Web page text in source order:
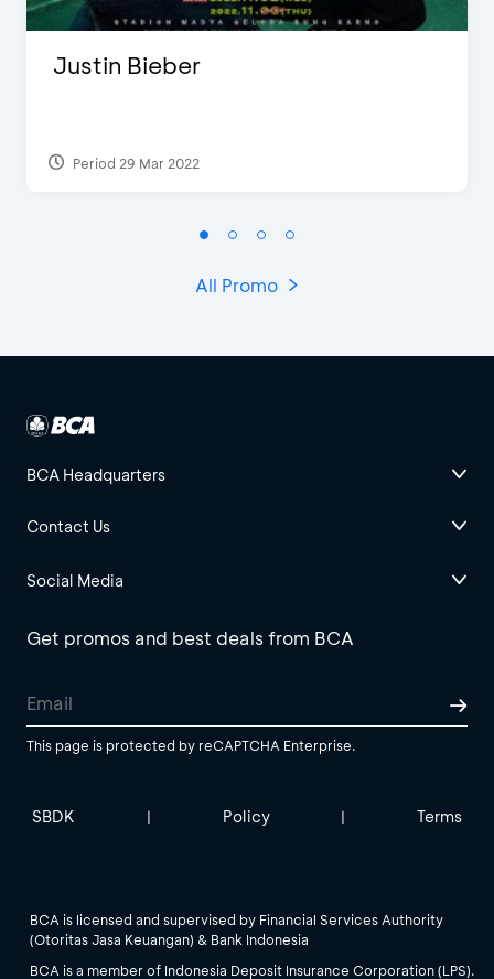
Justin Bieber
Period 29 Mar 2022
All Promo
BCA Headquarters
Contact Us
Social Media
Get promos and best deals from BCA
This page is protected by reCAPTCHA Enterprise.
SBDK | Policy | Terms
BCA is licensed and supervised by Financial Services Authority
(Otoritas Jasa Keuangan) & Bank Indonesia
BCA is a member of Indonesia Deposit Insurance Corporation (LPS).